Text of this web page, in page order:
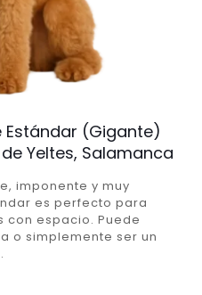
(Gigante)
Yeltes, Salamanca
imponente y muy
es perfecto para
con espacio. Puede
o simplemente ser un